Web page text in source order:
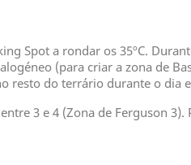
Spot a rondar os 35ºC.
(para criar a zona de
resto do terrário durante o dia
3 e 4 (Zona de Ferguson 3).